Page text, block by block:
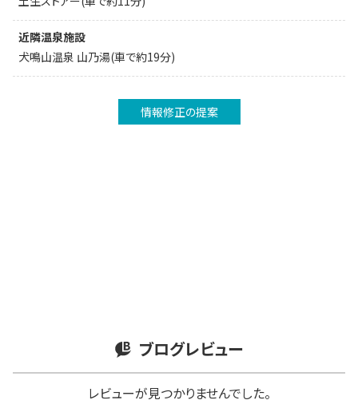
近隣温泉施設
犬鳴山温泉 山乃湯(車で約19分)
情報修正の提案
ブログレビュー
レビューが見つかりませんでした。